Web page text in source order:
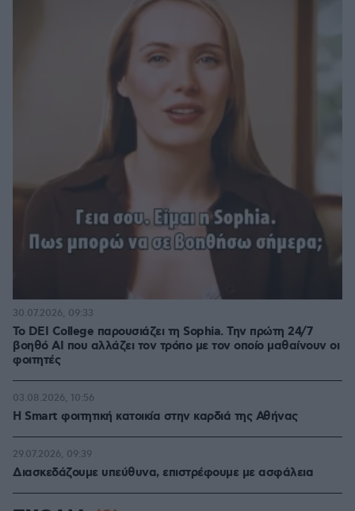
Το DEI College παρουσιάζει τη Sophia. Την πρώτη 24/7
βοηθό AI που αλλάζει τον τρόπο με τον οποίο μαθαίνουν οι
φοιτητές
30.07.2026, 09:33
Η Smart φοιτητική κατοικία στην καρδιά της Αθήνας
03.08.2026, 10:56
Διασκεδάζουμε υπεύθυνα, επιστρέφουμε με ασφάλεια
29.07.2026, 09:39